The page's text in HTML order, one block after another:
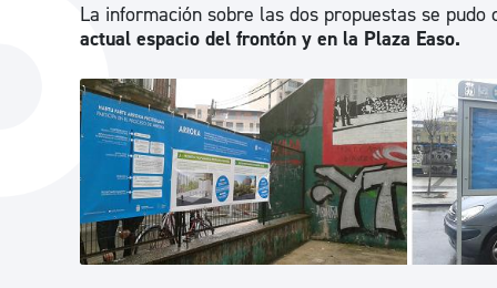
La información sobre las dos propuestas se pudo
actual espacio del frontón y en la Plaza Easo.